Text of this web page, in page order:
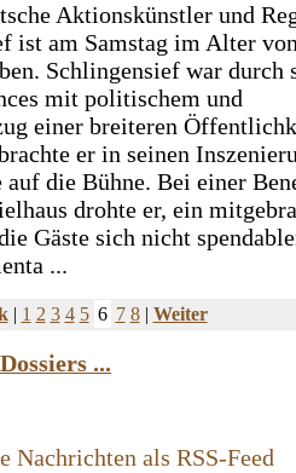
Aktionskünstler und
ist am Samstag im Alter
Schlingensief war durch
mit politischem und
einer breiteren
er in seinen
die Bühne. Bei einer
drohte er, ein
Gäste sich nicht
...
| 1 2 3 4 5 6 7 8| Weiter
...
Nachrichten als RSS-Feed